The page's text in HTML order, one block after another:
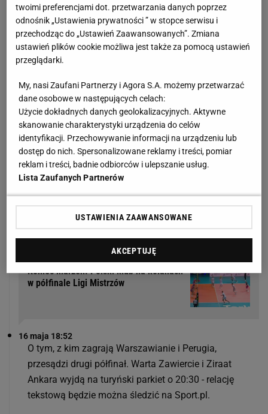
Projekt Warszawa Siatkówka Perugia Liga Mistrzów Final Four
RELACJA NA ŻYWO Najnowsze
Dziękujemy za śledzenie relacji tekstowej z meczu
Projekt - Perugia i zapraszamy na kolejne relacje
tekstowe na Sport.pl oraz w aplikacji mobilnej
Sport.pl LIVE. W tym na 20:30 na mecz Warty
Zawiercie z Ziraatem Ankara, ekipą Tomasza
Fornala.
16 maja 18:55
Poniżej podsumowanie meczu Projekt Warszawa -
Perugia w półfinale Ligi Mistrzów:
Koniec marzeń. Polski klub na kolanach
w półfinale Ligi Mistrzów
16 maja 18:52
O tym, z kim zagrają Warszawianie i Perugia,
przesądzi drugi półfinał. Warta Zawiercie i Ziraat
Ankara wyjdą na turyński parkiet o 20:30 - relację
tekstową będzie można śledzić na Sport.pl.
twoimi preferencjami dot. przetwarzania danych poprzez
odnośnik „Ustawienia prywatności ” w stopce serwisu i
przechodząc do „Ustawień Zaawansowanych”. Zmiana
ustawień plików cookie możliwa jest także za pomocą ustawień
przeglądarki.
My, nasi Zaufani Partnerzy i Agora S.A. możemy przetwarzać
dane osobowe w następujących celach:
Użycie dokładnych danych geolokalizacyjnych. Aktywne
skanowanie charakterystyki urządzenia do celów
identyfikacji. Przechowywanie informacji na urządzeniu lub
dostęp do nich. Spersonalizowane reklamy i treści, pomiar
reklam i treści, badnie odbiorców i ulepszanie usług.
Lista Zaufanych Partnerów
USTAWIENIA ZAAWANSOWANE
AKCEPTUJĘ